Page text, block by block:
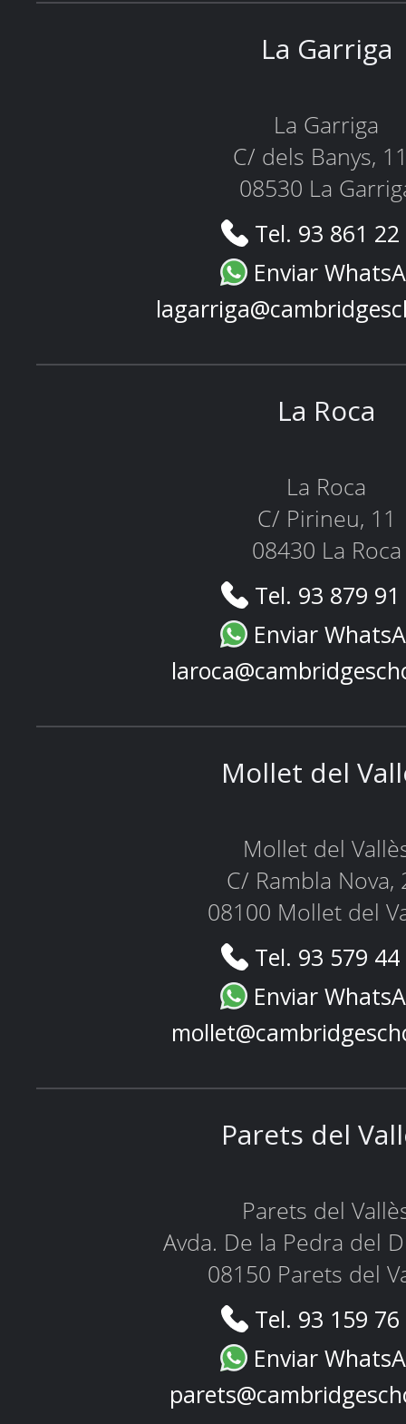
La Garriga
La Garriga
C/ dels Banys,
08530 La
Tel. 93 861
Enviar
La Roca
La Roca
C/ Pirineu, 11
08430 La Roca
Tel. 93 879
Enviar
Mollet del
Mollet del
C/ Rambla Nova,
08100 Mollet del
Tel. 93 579
Enviar
Parets del
Parets del
Avda. De la Pedra del
08150 Parets del
Tel. 93 159
Enviar